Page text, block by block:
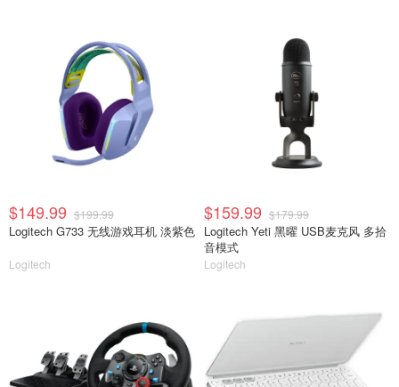
$149.99 $199.99
Logitech G733 无线游戏耳机 淡紫色
Logitech
$159.99 $179.99
Logitech Yeti 黑曜 USB麦克风 多拾
音模式
Logitech